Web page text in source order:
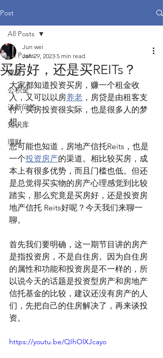
Post
All Posts
保险
公积金
谈新问答
知识库
理财
All Posts
买房好，还是买REITs？
Jun wei
Jan 29, 2023 5 min read
大家都知道投资买房，赚一个租金收
入，又可以以房养老 ，房贷是由租客支
付，买房投资很实际，也是很多人的梦
想。
您可能也知道，房地产信托Reits，也是
一个投资房产的渠道。相比较买房，成
本上有很多优势，而且门槛也低。但还
是总觉得买实物的房产心理感觉到比较
踏实，那么究竟是买房好，还是投资房
地产信托 Reits好呢？今天我们来聊一
聊。
首先我们要明确，这一期节目讲的房产
是指投资房，不是自住房。因为自住房
的属性和功能和投资房是不一样的，所
以说今天的话题是投资型房产和房地产
信托基金的比较，建议还没有房产的人
们，先把自己的住房解决了，再来谈投
资。
https://youtu.be/QIhOlXJcayo